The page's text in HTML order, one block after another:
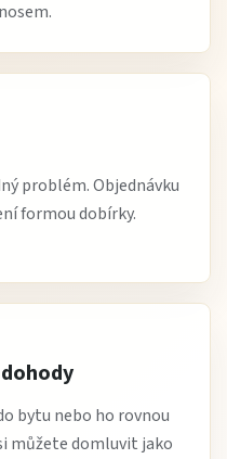
problém. Objednávku
formou dobírky.
bytu nebo ho rovnou
můžete domluvit jako